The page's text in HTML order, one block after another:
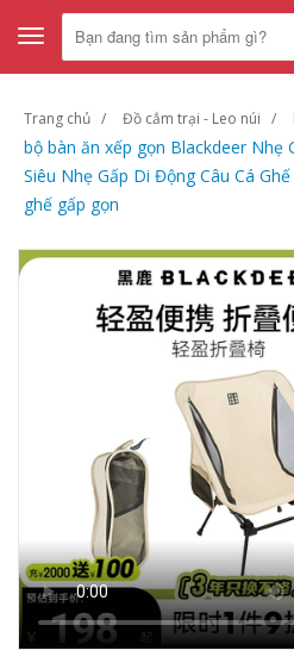
Toggle
navigation
Trang chủ Đồ cắm trại - Leo núi
bộ bàn ăn xếp gọn Blackdeer Nhẹ
Siêu Nhẹ Gấp Di Động Câu Cá
ghế gấp gọn